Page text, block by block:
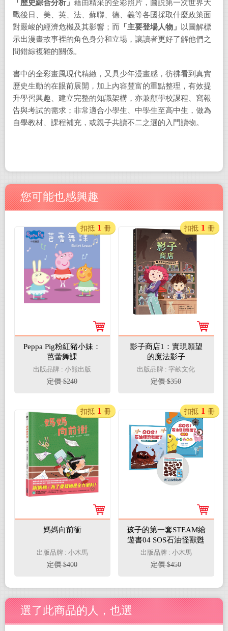
「歷史綜合分析」 藉由精采的全彩照片，圖説第一次世界大
戰後日、美、英、法、蘇聯、德、義等各國採取什麼政策面
對嚴峻的經濟危機及其影響；而 「主要登場人物」
以圖解標
示出漫畫故事裡的角色身分和立場，讓讀者更好了解他們之
間錯綜複雜的關係。
書中的全彩畫風現代精緻，又具少年漫畫感，彷彿看到真實
歷史生動的在眼前展開，加上內容豐富的重點整理，有效提
升學習興趣、建立完整的知識架構，亦兼顧學校課程、寫報
告與考試的需求；非常適合小學生、中學生至高中生，做為
自學教材、課程補充，或親子共讀不二之選的入門讀物。
您可能也感興趣
Peppa Pig粉紅豬小妹：
芭蕾舞課
出版品牌 : 小熊出版
定價 $240
扣抵 1 冊
影子商店1：實現願望
的魔法影子
出版品牌 : 字畝文化
定價 $350
扣抵 1 冊
媽媽向前衝
出版品牌 : 小木馬
定價 $400
扣抵 1 冊
孩子的第一套STEAM繪
遊書04 SOS石油怪獸甦
醒了【符合SDGs永續發
展指標X好讀好玩雙書
升級版】
出版品牌 : 小木馬
定價 $450
扣抵 1 冊
選了此商品的人，也選